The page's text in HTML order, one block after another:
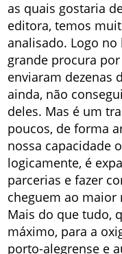
as quais gostaria
editora, temos
analisado. Logo
grande procura
enviaram dezenas
ainda, não
deles. Mas é um
poucos, de forma
nossa capacidade
logicamente, é
parcerias e fazer
cheguem ao maior
Mais do que tudo,
máximo, para a
porto-alegrense e